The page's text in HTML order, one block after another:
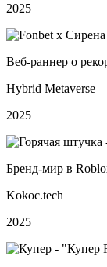
2025
Веб‑раннер о
Hybrid Metaverse
2025
Бренд‑мир в
Kokoc.tech
2025